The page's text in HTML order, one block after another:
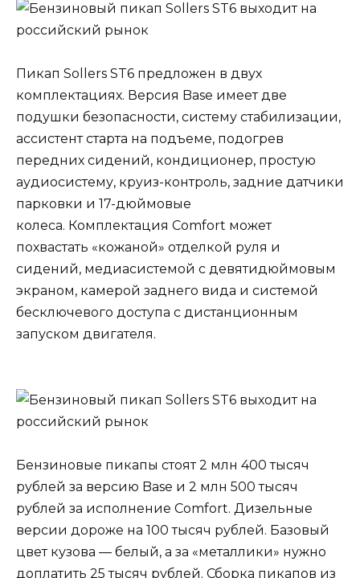
Пикап Sollers ST6 предложен в двух
комплектациях. Версия Base имеет две
подушки безопасности, систему стабилизации,
ассистент старта на подъеме, подогрев
передних сидений, кондиционер, простую
аудиосистему, круиз-контроль, задние датчики
парковки и 17-дюймовые
колеса. Комплектация Comfort может
похвастать «кожаной» отделкой руля и
сидений, медиасистемой с девятидюймовым
экраном, камерой заднего вида и системой
бесключевого доступа с дистанционным
запуском двигателя.
Бензиновые пикапы стоят 2 млн 400 тысяч
рублей за версию Base и 2 млн 500 тысяч
рублей за исполнение Comfort. Дизельные
версии дороже на 100 тысяч рублей. Базовый
цвет кузова — белый, а за «металлики» нужно
доплатить 25 тысяч рублей. Сборка пикапов из